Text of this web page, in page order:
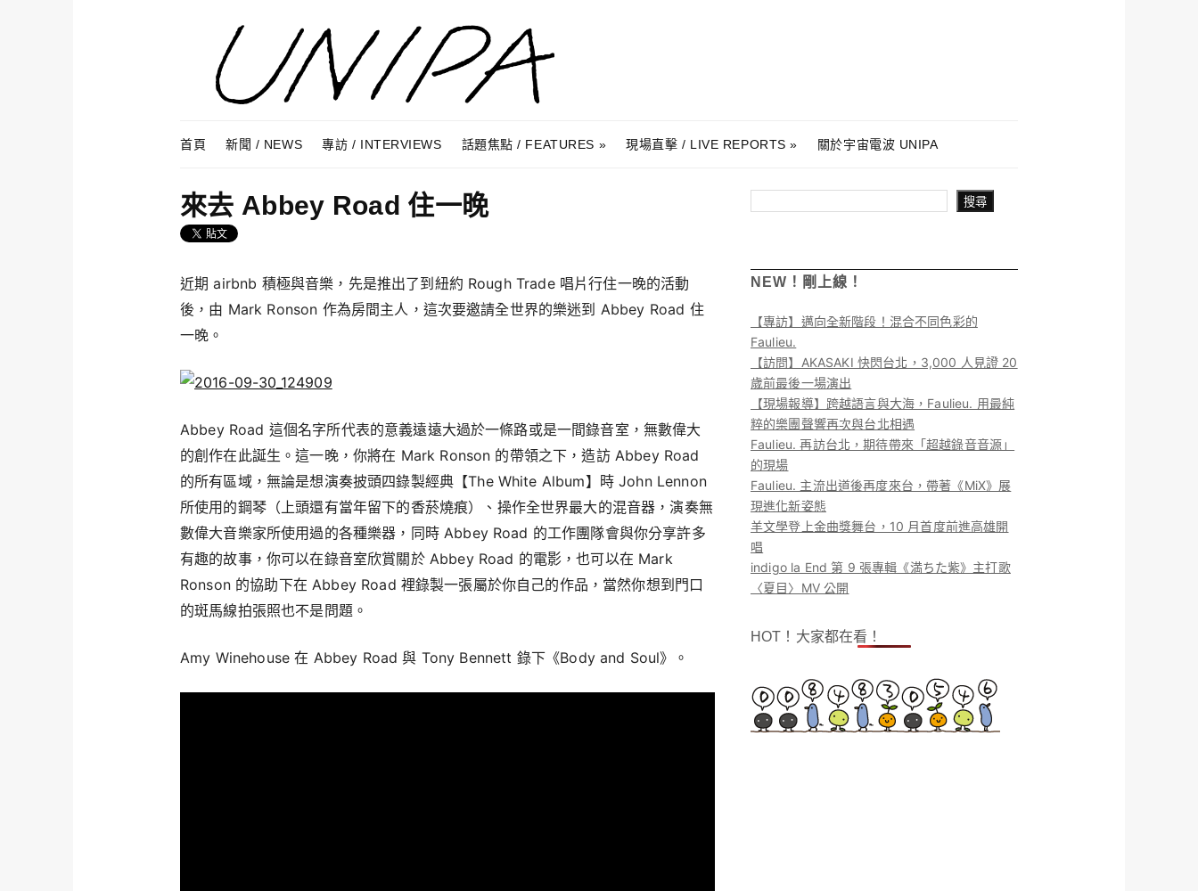
Menu
首頁
新聞 / NEWS 專訪 / INTERVIEWS 話題焦點 / FEATURES 現場直擊 / LIVE REPORTS 關於宇宙電波 UNIPA
來去 Abbey Road 住一晚
近期 airbnb 積極與音樂，先是推出了到紐約 Rough Trade 唱片行住一晚的活動
後，由 Mark Ronson 作為房間主人，這次要邀請全世界的樂迷到 Abbey Road 住
一晚。
Abbey Road 這個名字所代表的意義遠遠大過於一條路或是一間錄音室，無數偉大
的創作在此誕生。這一晚，你將在 Mark Ronson 的帶領之下，造訪 Abbey Road
的所有區域，無論是想演奏披頭四錄製經典【The White Album】時 John Lennon
所使用的鋼琴（上頭還有當年留下的香菸燒痕）、操作全世界最大的混音器，演奏無
數偉大音樂家所使用過的各種樂器，同時 Abbey Road 的工作團隊會與你分享許多
有趣的故事，你可以在錄音室欣賞關於 Abbey Road 的電影，也可以在 Mark
Ronson 的協助下在 Abbey Road 裡錄製一張屬於你自己的作品，當然你想到門口
的斑馬線拍張照也不是問題。
Amy Winehouse 在 Abbey Road 與 Tony Bennett 錄下《Body and Soul》。
搜尋
NEW！剛上線！
【專訪】邁向全新階段！混合不同色彩的
Faulieu.
【訪問】AKASAKI 快閃台北，3,000 人見證 20
歲前最後一場演出
【現場報導】跨越語言與大海，Faulieu. 用最純
粹的樂團聲響再次與台北相遇
Faulieu. 再訪台北，期待帶來「超越錄音音源」
的現場
Faulieu. 主流出道後再度來台，帶著《MiX》展
現進化新姿態
羊文學登上金曲獎舞台，10 月首度前進高雄開
唱
indigo la End 第 9 張專輯《満ちた紫》主打歌
〈夏目〉MV 公開
HOT！大家都在看！